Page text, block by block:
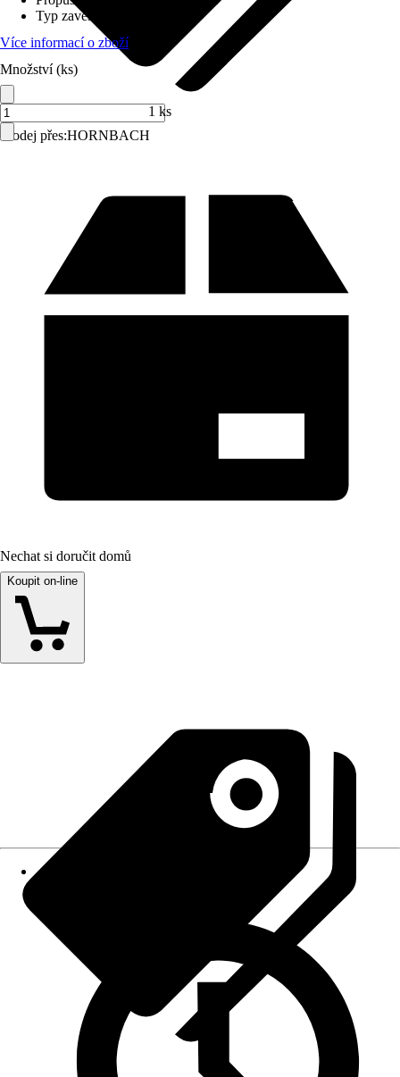
Prodej přes:HORNBACH
Typ zavěšení
Více informací o zboží
Množství (ks)
1 ks
Nechat si doručit domů
Koupit on-line